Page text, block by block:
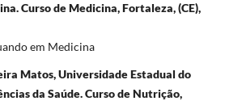
Curso de Medicina, Fortaleza, (CE),
em Medicina
Matos, Universidade Estadual do
da Saúde. Curso de Nutrição,